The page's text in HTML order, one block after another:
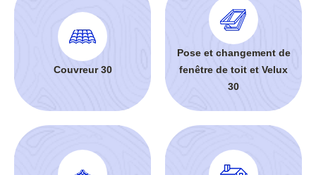
Couvreur 30
Pose et changement de
fenêtre de toit et Velux
30